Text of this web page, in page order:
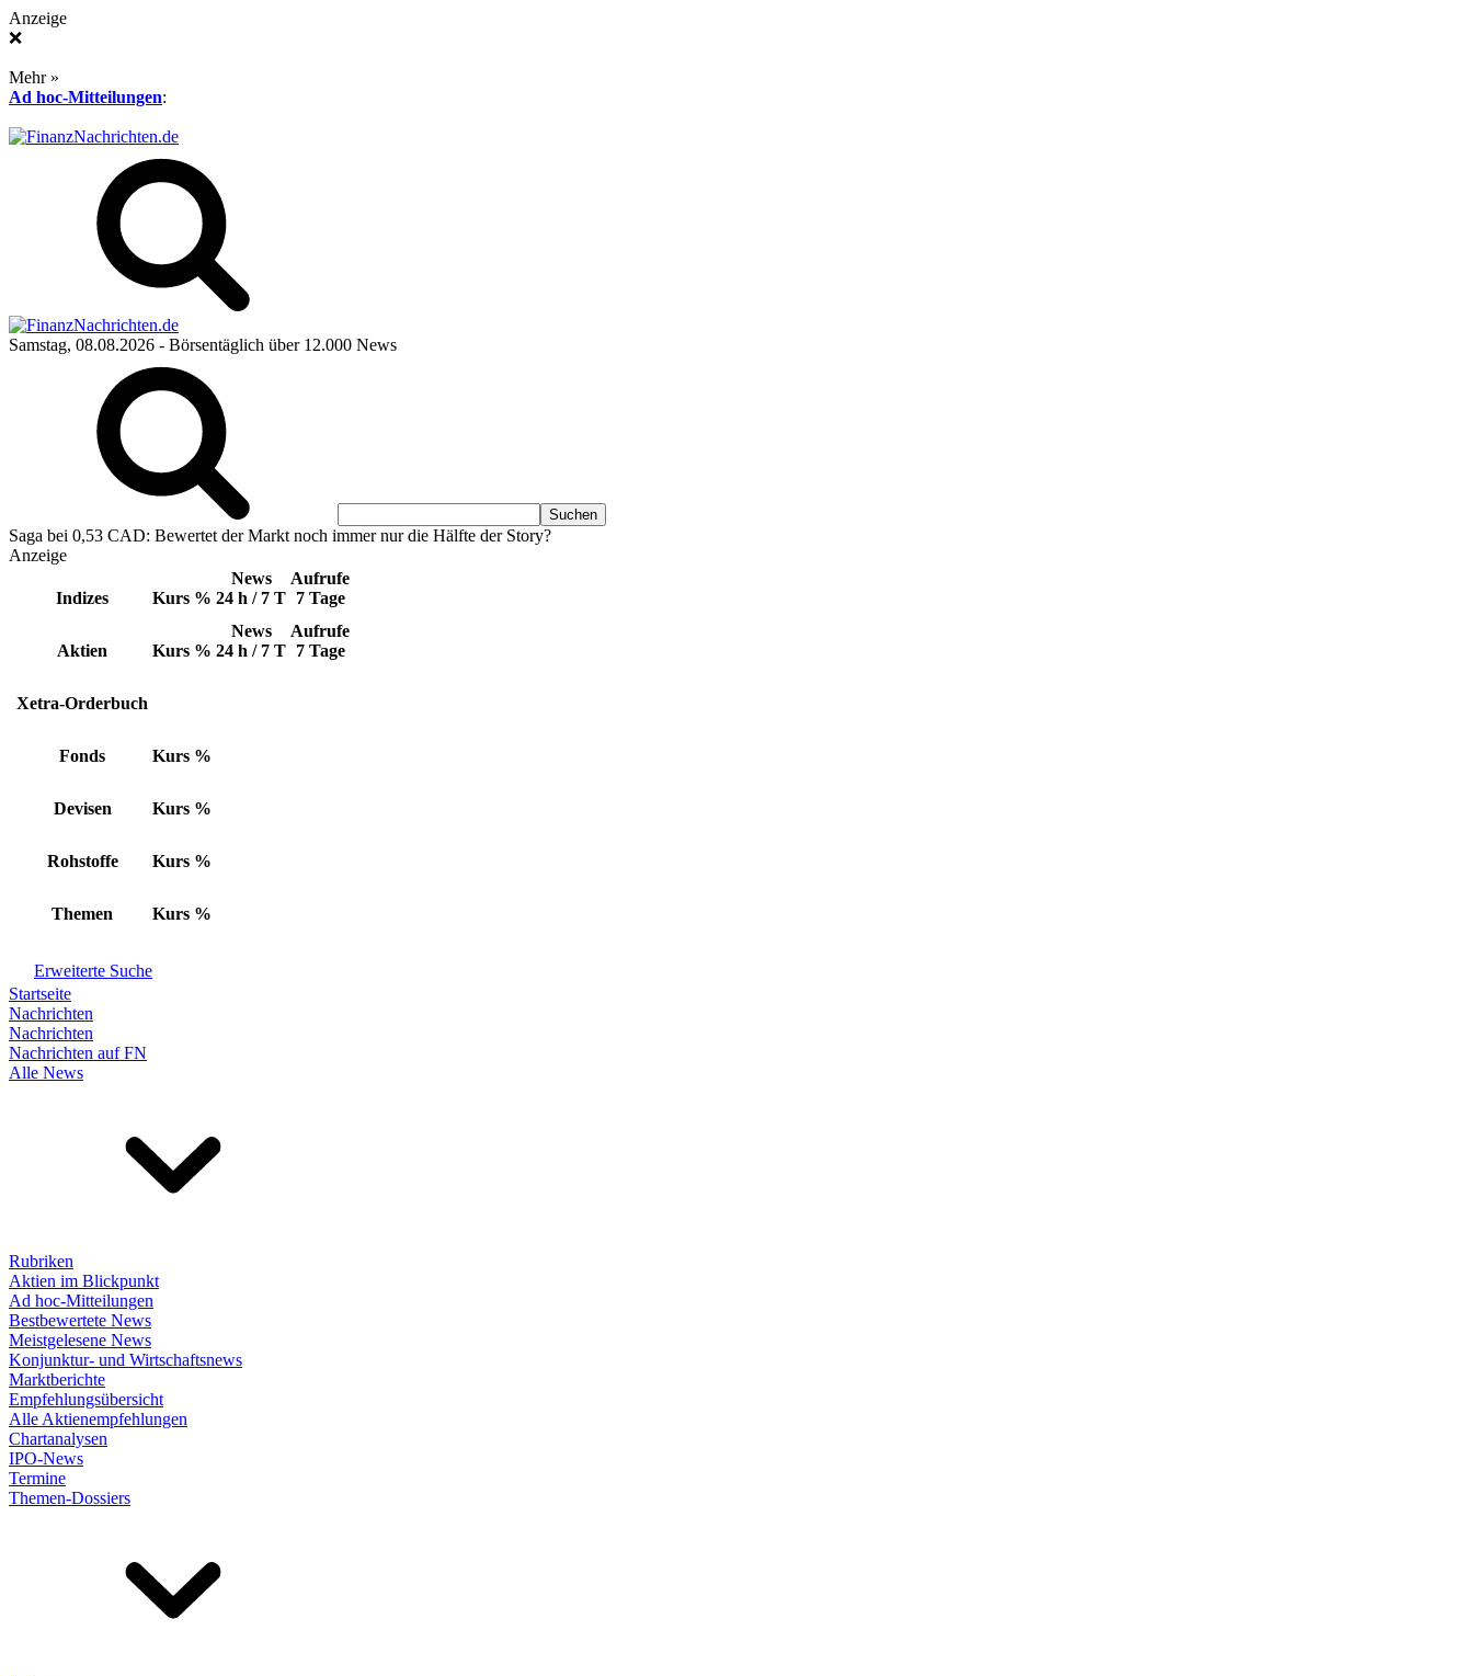
Anzeige
❌
Mehr »
Ad hoc-Mitteilungen:
Samstag, 08.08.2026 - Börsentäglich über 12.000 News
Saga bei 0,53 CAD: Bewertet der Markt noch immer nur die Hälfte der Story?
Anzeige
Indizes Kurs %
News
24 h / 7 T
Aufrufe
7 Tage
Aktien Kurs %
News
24 h / 7 T
Aufrufe
7 Tage
Xetra-Orderbuch
Fonds Kurs %
Devisen Kurs %
Rohstoffe Kurs %
Themen Kurs %
Erweiterte Suche
Startseite
Nachrichten
Nachrichten
Nachrichten auf FN
Alle News
Rubriken
Aktien im Blickpunkt
Ad hoc-Mitteilungen
Bestbewertete News
Meistgelesene News
Konjunktur- und Wirtschaftsnews
Marktberichte
Empfehlungsübersicht
Alle Aktienempfehlungen
Chartanalysen
IPO-News
Termine
Themen-Dossiers